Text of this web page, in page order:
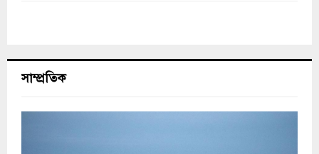
সাম্প্রতিক